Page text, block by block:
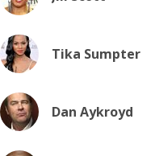
Tika Sumpter
Dan Aykroyd